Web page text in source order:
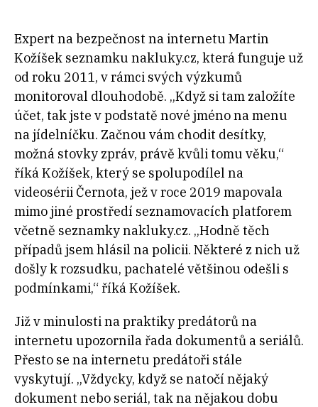
Expert na bezpečnost na internetu Martin
Kožíšek seznamku nakluky.cz, která funguje už
od roku 2011, v rámci svých výzkumů
monitoroval dlouhodobě. „Když si tam založíte
účet, tak jste v podstatě nové jméno na menu
na jídelníčku. Začnou vám chodit desítky,
možná stovky zpráv, právě kvůli tomu věku,“
říká Kožíšek, který se spolupodílel na
videosérii Černota, jež v roce 2019 mapovala
mimo jiné prostředí seznamovacích platforem
včetně seznamky nakluky.cz. „Hodně těch
případů jsem hlásil na policii. Některé z nich už
došly k rozsudku, pachatelé většinou odešli s
podmínkami,“ říká Kožíšek.
Již v minulosti na praktiky predátorů na
internetu upozornila řada dokumentů a seriálů.
Přesto se na internetu predátoři stále
vyskytují. „Vždycky, když se natočí nějaký
dokument nebo seriál, tak na nějakou dobu